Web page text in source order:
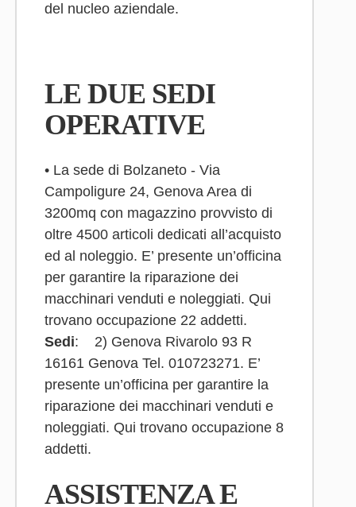
del nucleo aziendale.
LE DUE SEDI
OPERATIVE
• La sede di Bolzaneto - Via
Campoligure 24, Genova Area di
3200mq con magazzino provvisto di
oltre 4500 articoli dedicati all’acquisto
ed al noleggio. E’ presente un’officina
per garantire la riparazione dei
macchinari venduti e noleggiati. Qui
trovano occupazione 22 addetti.
Sedi: 2) Genova Rivarolo 93 R
16161 Genova Tel. 010723271. E’
presente un’officina per garantire la
riparazione dei macchinari venduti e
noleggiati. Qui trovano occupazione 8
addetti.
ASSISTENZA E